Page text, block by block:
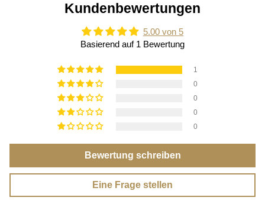
Kundenbewertungen
5.00 von 5
Basierend auf 1 Bewertung
1
0
0
0
0
Bewertung schreiben
Eine Frage stellen